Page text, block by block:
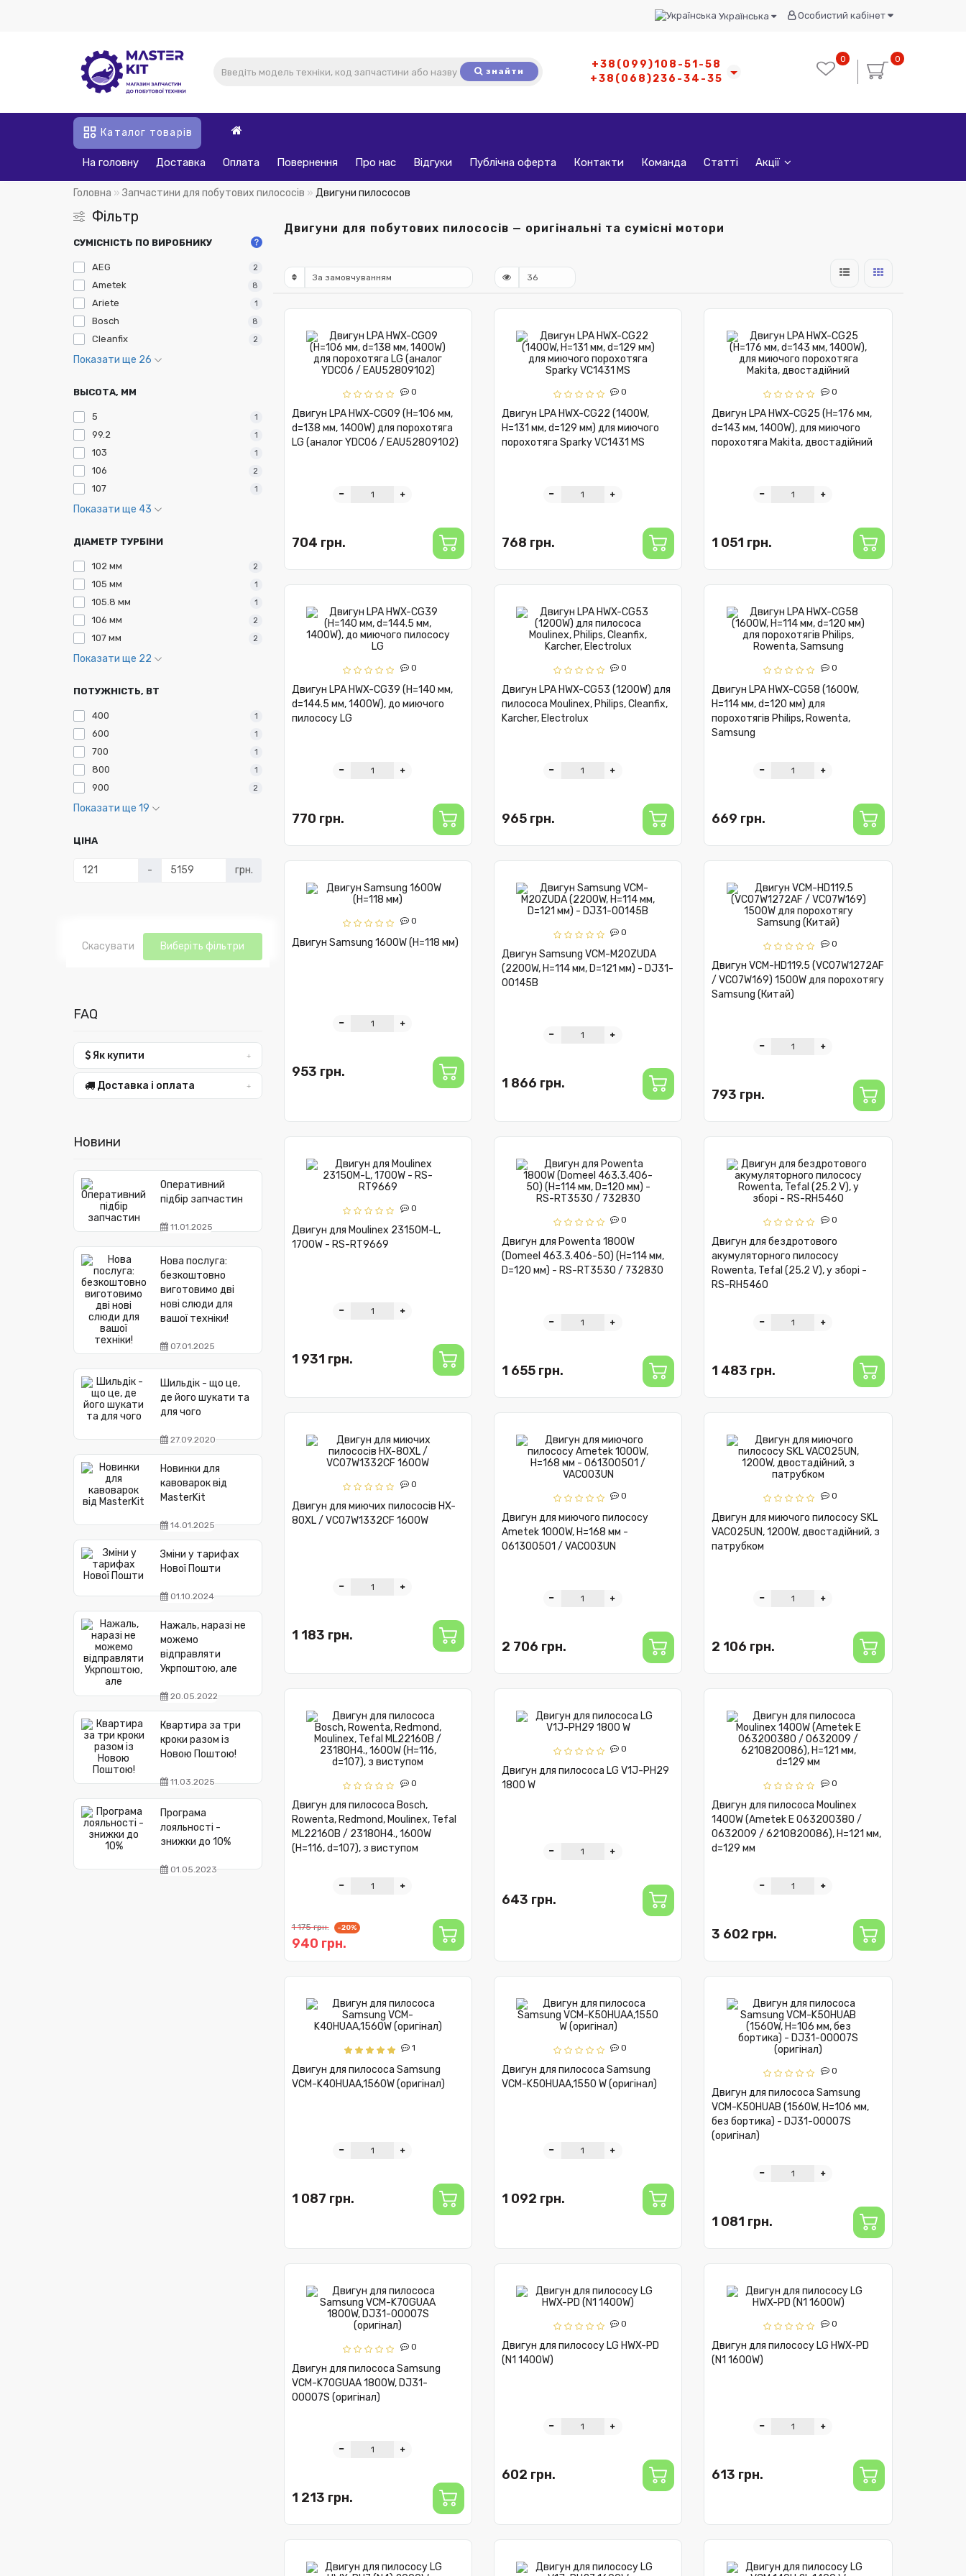
Особистий кабінет
Українська
знайти
+38(099)108-51-58
+38(068)236-34-35
0
0
Каталог товарів
На головну Доставка Оплата Повернення Про нас Відгуки Публічна оферта Контакти Команда Статті Акції
Головна Запчастини для побутових пилососів Двигуни пилососов
Фільтр
СУМІСНІСТЬ ПО ВИРОБНИКУ
AEG 2
Ametek 8
Ariete 1
Bosch 8
Cleanfix 2
Показати ще 26
ВЫСОТА, ММ
5 1
99.2 1
103 1
106 2
107 1
Показати ще 43
ДІАМЕТР ТУРБІНИ
102 мм 2
105 мм 1
105.8 мм 1
106 мм 2
107 мм 2
Показати ще 22
ПОТУЖНІСТЬ, ВТ
400 1
600 1
700 1
800 1
900 2
Показати ще 19
ЦІНА
- грн.
Скасувати Виберіть фільтри
FAQ
Як купити
Доставка і оплата
Новини
Оперативний
підбір запчастин
11.01.2025
Нова послуга:
безкоштовно
виготовимо дві
нові слюди для
вашої техніки!
07.01.2025
Шильдік - що це,
де його шукати та
для чого
27.09.2020
Новинки для
кавоварок від
MasterKit
14.01.2025
Зміни у тарифах
Нової Пошти
01.10.2024
Нажаль, наразі не
можемо
відправляти
Укрпоштою, але
20.05.2022
Квартира за три
кроки разом із
Новою Поштою!
11.03.2025
Програма
лояльності -
знижки до 10%
01.05.2023
Двигуни для побутових пилососів — оригінальні та сумісні мотори
0
Двигун LPA HWX-CG09 (H=106 мм,
d=138 мм, 1400W) для порохотяга
LG (аналог YDC06 / EAU52809102)
704 грн.
0
Двигун LPA HWX-CG22 (1400W,
H=131 мм, d=129 мм) для миючого
порохотяга Sparky VC1431 MS
768 грн.
0
Двигун LPA HWX-CG25 (H=176 мм,
d=143 мм, 1400W), для миючого
порохотяга Makita, двостадійний
1 051 грн.
0
Двигун LPA HWX-CG39 (H=140 мм,
d=144.5 мм, 1400W), до миючого
пилососу LG
770 грн.
0
Двигун LPA HWX-CG53 (1200W) для
пилососа Moulinex, Philips, Cleanfix,
Karcher, Electrolux
965 грн.
0
Двигун LPA HWX-CG58 (1600W,
H=114 мм, d=120 мм) для
порохотягів Philips, Rowenta,
Samsung
669 грн.
0
Двигун Samsung 1600W (H=118 мм)
953 грн.
0
Двигун Samsung VCM-M20ZUDA
(2200W, H=114 мм, D=121 мм) - DJ31-
00145B
1 866 грн.
0
Двигун VCM-HD119.5 (VC07W1272AF
/ VC07W169) 1500W для порохотягу
Samsung (Китай)
793 грн.
0
Двигун для Moulinex 23150M-L,
1700W - RS-RT9669
1 931 грн.
0
Двигун для Powenta 1800W
(Domeel 463.3.406-50) (H=114 мм,
D=120 мм) - RS-RT3530 / 732830
1 655 грн.
0
Двигун для бездротового
акумуляторного пилососу
Rowenta, Tefal (25.2 V), у зборі -
RS-RH5460
1 483 грн.
0
Двигун для миючих пилососів HX-
80XL / VC07W1332CF 1600W
1 183 грн.
0
Двигун для миючого пилососу
Ametek 1000W, H=168 мм -
061300501 / VAC003UN
2 706 грн.
0
Двигун для миючого пилососу SKL
VAC025UN, 1200W, двостадійний, з
патрубком
2 106 грн.
0
Двигун для пилососа Bosch,
Rowenta, Redmond, Moulinex, Tefal
ML22160B / 23180H4., 1600W
(H=116, d=107), з виступом
1 175 грн. -20%
940 грн.
0
Двигун для пилососа LG V1J-PH29
1800 W
643 грн.
0
Двигун для пилососа Moulinex
1400W (Ametek E 063200380 /
0632009 / 6210820086), H=121 мм,
d=129 мм
3 602 грн.
1
Двигун для пилососа Samsung
VCM-K40HUAA,1560W (оригінал)
1 087 грн.
0
Двигун для пилососа Samsung
VCM-K50HUAA,1550 W (оригінал)
1 092 грн.
0
Двигун для пилососа Samsung
VCM-K50HUAB (1560W, H=106 мм,
без бортика) - DJ31-00007S
(оригінал)
1 081 грн.
0
Двигун для пилососа Samsung
VCM-K70GUAA 1800W, DJ31-
00007S (оригінал)
1 213 грн.
0
Двигун для пилососу LG HWX-PD
(N1 1400W)
602 грн.
0
Двигун для пилососу LG HWX-PD
(N1 1600W)
613 грн.